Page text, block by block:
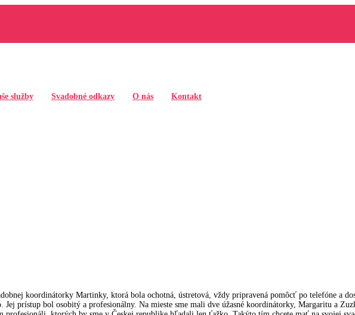
služby Svadobné odkazy O nás Kontakt
koordinátorky Martinky, ktorá bola ochotná, ústretová, vždy pripravená pomôcť po telefóne a
prístup bol osobitý a profesionálny. Na mieste sme mali dve úžasné koordinátorky, Margaritu a